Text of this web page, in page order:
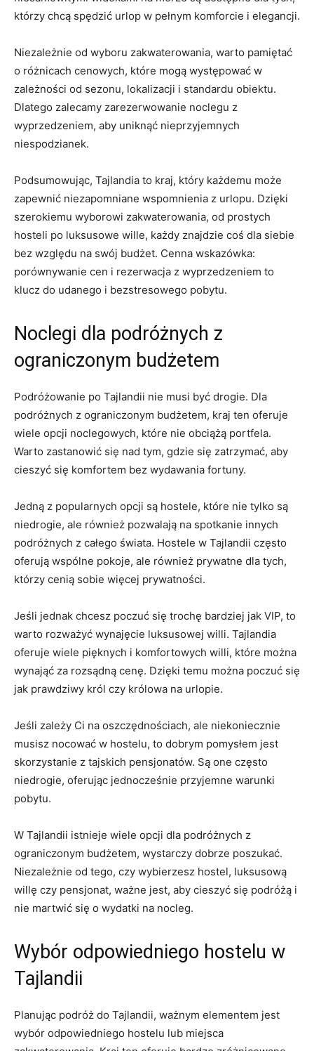
którzy chcą spędzić urlop w pełnym komforcie i ⁢elegancji.
Niezależnie od‍ wyboru ⁣zakwaterowania, warto ​pamiętać
o różnicach cenowych, które mogą występować w
zależności od sezonu, lokalizacji i standardu obiektu.
Dlatego zalecamy zarezerwowanie noclegu z
‌wyprzedzeniem, aby uniknąć​ nieprzyjemnych
niespodzianek.
Podsumowując, Tajlandia to kraj, który każdemu może
zapewnić niezapomniane wspomnienia z urlopu. Dzięki
szerokiemu wyborowi zakwaterowania, ⁤od prostych
hosteli po luksusowe wille, każdy znajdzie coś ⁢dla siebie
bez względu na swój budżet. Cenna wskazówka:
porównywanie cen‌ i ⁢rezerwacja z wyprzedzeniem to
klucz do udanego i bezstresowego pobytu.
Noclegi dla podróżnych z
ograniczonym budżetem
Podróżowanie po Tajlandii nie musi być drogie. Dla ​
podróżnych ⁣z ograniczonym ⁣budżetem, ‍kraj⁢ ten oferuje
wiele opcji noclegowych, które nie obciążą ⁣portfela.
Warto zastanowić się nad tym,‍ gdzie się ‍zatrzymać, aby
cieszyć się komfortem bez wydawania fortuny.
Jedną z popularnych opcji‍ są hostele, które nie tylko są⁢
niedrogie,⁤ ale również ⁤pozwalają na spotkanie ‌innych
podróżnych z ⁢całego ⁣świata. Hostele w Tajlandii ​często
oferują wspólne pokoje, ale również prywatne dla tych,⁣
którzy cenią​ sobie więcej⁣ prywatności.
Jeśli jednak chcesz poczuć się trochę bardziej jak VIP, ⁢to
warto rozważyć wynajęcie luksusowej⁤ willi. Tajlandia
oferuje wiele ‍pięknych i komfortowych willi, które można
wynająć za rozsądną cenę. Dzięki ​temu można poczuć się
jak prawdziwy król‌ czy królowa na urlopie.
Jeśli zależy ​Ci na oszczędnościach, ​ale niekoniecznie
musisz ‍nocować‍ w hostelu, to dobrym ‌pomysłem⁤ jest
skorzystanie ‍z tajskich pensjonatów.‍ Są one⁢ często
niedrogie,⁢ oferując jednocześnie ‍przyjemne warunki
pobytu.
W Tajlandii istnieje wiele opcji dla podróżnych z
ograniczonym budżetem, ⁤wystarczy dobrze ⁢poszukać.
Niezależnie od tego, czy wybierzesz hostel, luksusową
willę czy ⁤pensjonat,⁤ ważne ‍jest, ⁣aby⁢ cieszyć się podróżą i
nie martwić ⁢się o wydatki na ⁣nocleg.
Wybór ‍odpowiedniego hostelu w
Tajlandii
Planując ⁣podróż do‍ Tajlandii, ważnym elementem jest
wybór ⁣odpowiedniego ⁣hostelu lub miejsca​